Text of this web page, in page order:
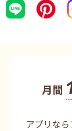
月間
アプリな